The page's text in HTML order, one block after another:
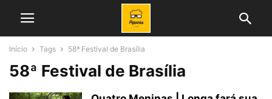
Início Tags 58ª Festival de Brasília
58ª Festival de Brasília